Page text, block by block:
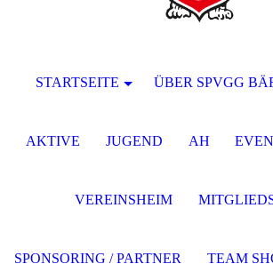
STARTSEITE ÜBER SPVGG
AKTIVE JUGEND AH
VEREINSHEIM
SPONSORING / PARTNER TEAM